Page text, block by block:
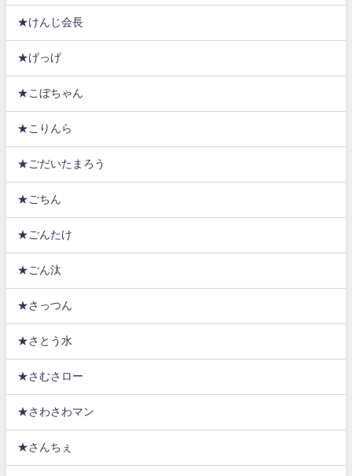
★けんじ会長
★げっげ
★こぼちゃん
★こりんら
★ごだいたまろう
★ごちん
★ごんたけ
★ごん汰
★さっつん
★さとう水
★さむさロー
★さわさわマン
★さんちぇ